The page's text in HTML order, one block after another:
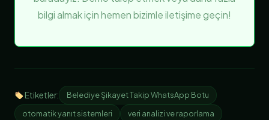
bilgi almak için hemen bizimle iletişime geçin!
Etiketler:
Belediye Şikayet Takip WhatsApp Botu
otomatik yanıt sistemleri
veri analizi ve raporlama